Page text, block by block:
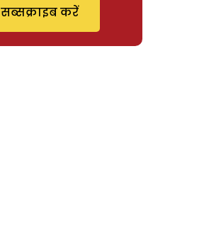
सब्सक्राइब करें